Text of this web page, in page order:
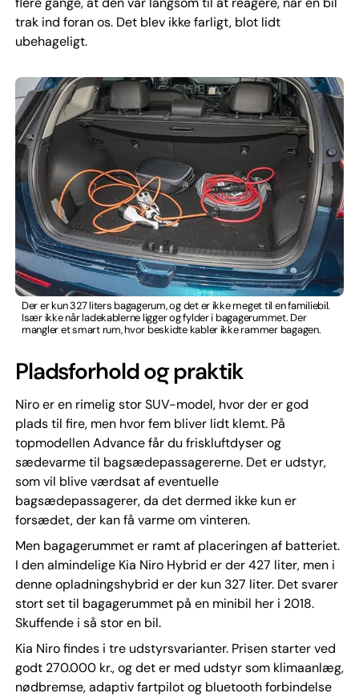
trak ind foran os. Det blev ikke farligt, blot lidt
ubehageligt.
Der er kun 327 liters bagagerum, og det er ikke meget til en familiebil.
Især ikke når ladekablerne ligger og fylder i bagagerummet. Der
mangler et smart rum, hvor beskidte kabler ikke rammer bagagen.
Pladsforhold og praktik
Niro er en rimelig stor SUV-model, hvor der er god
plads til fire, men hvor fem bliver lidt klemt. På
topmodellen Advance får du friskluftdyser og
sædevarme til bagsædepassagererne. Det er udstyr,
som vil blive værdsat af eventuelle
bagsædepassagerer, da det dermed ikke kun er
forsædet, der kan få varme om vinteren.
Men bagagerummet er ramt af placeringen af batteriet.
I den almindelige Kia Niro Hybrid er der 427 liter, men i
denne opladningshybrid er der kun 327 liter. Det svarer
stort set til bagagerummet på en minibil her i 2018.
Skuffende i så stor en bil.
Kia Niro findes i tre udstyrsvarianter. Prisen starter ved
godt 270.000 kr., og det er med udstyr som klimaanlæg,
nødbremse, adaptiv fartpilot og bluetooth forbindelse